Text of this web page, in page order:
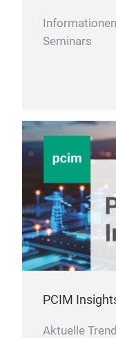
Seminars
PCIM
Aktuelle